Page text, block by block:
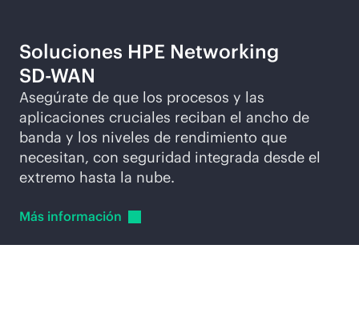
Soluciones HPE Networking
SD-WAN
Asegúrate de que los procesos y las
aplicaciones cruciales reciban el ancho de
banda y los niveles de rendimiento que
necesitan, con seguridad integrada desde el
extremo hasta la nube.
Más información